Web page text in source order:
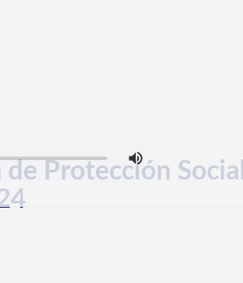
de Protección